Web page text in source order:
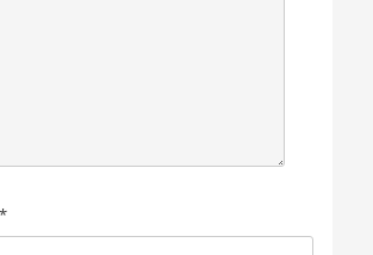
*